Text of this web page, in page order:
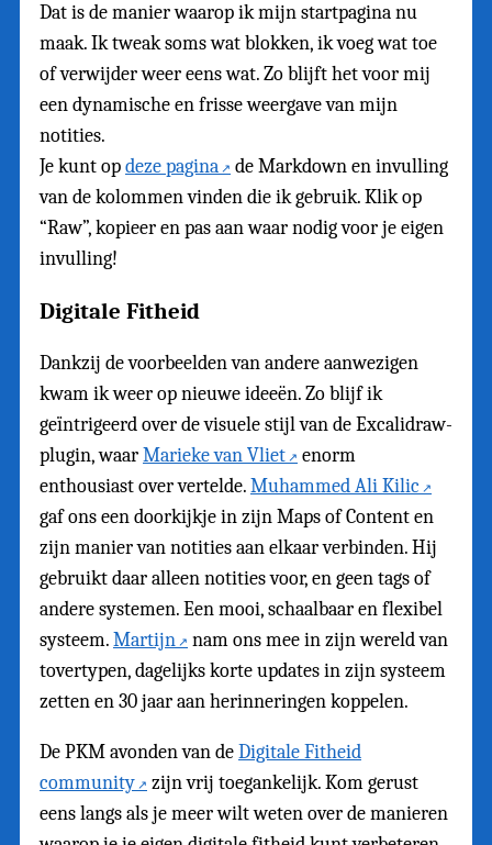
Dat is de manier waarop ik mijn startpagina nu
maak. Ik tweak soms wat blokken, ik voeg wat toe
of verwijder weer eens wat. Zo blijft het voor mij
een dynamische en frisse weergave van mijn
notities.
Je kunt opdeze pagina
de Markdown en invulling
van de kolommen vinden die ik gebruik. Klik op
“Raw”, kopieer en pas aan waar nodig voor je eigen
invulling!
Digitale Fitheid
Dankzij de voorbeelden van andere aanwezigen
kwam ik weer op nieuwe ideeën. Zo blijf ik
geïntrigeerd over de visuele stijl van de Excalidraw-
plugin, waarMarieke van Vliet
enorm
enthousiast over vertelde.Muhammed Ali Kilic
gaf ons een doorkijkje in zijn Maps of Content en
zijn manier van notities aan elkaar verbinden. Hij
gebruikt daar alleen notities voor, en geen tags of
andere systemen. Een mooi, schaalbaar en flexibel
systeem.Martijn
nam ons mee in zijn wereld van
tovertypen, dagelijks korte updates in zijn systeem
zetten en 30 jaar aan herinneringen koppelen.
De PKM avonden van deDigitale Fitheid
community
zijn vrij toegankelijk. Kom gerust
eens langs als je meer wilt weten over de manieren